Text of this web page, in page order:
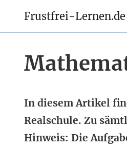
Frustfrei-Lernen.de
In diesem Artikel
Realschule. Zu
Hinweis: Die